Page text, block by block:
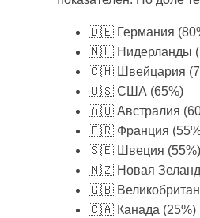
🇩🇪 Германия
🇳🇱 Нидерланды
🇨🇭 Швейцария
🇺🇸 США (65%)
🇦🇺 Австралия
🇫🇷 Франция
🇸🇪 Швеция (55%)
🇳🇿 Новая
🇬🇧
🇨🇦 Канада (25%)